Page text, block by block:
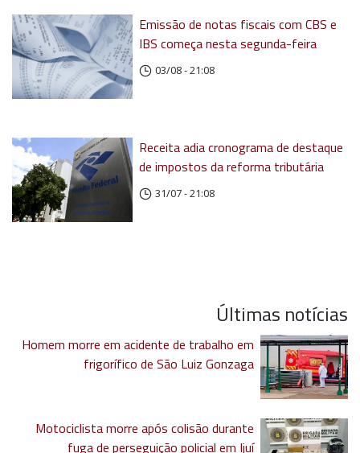
Emissão de notas fiscais com CBS e
IBS começa nesta segunda-feira
03/08 - 21:08
Receita adia cronograma de destaque
de impostos da reforma tributária
31/07 - 21:08
Últimas notícias
Homem morre em acidente de trabalho em
frigorífico de São Luiz Gonzaga
Motociclista morre após colisão durante
fuga de perseguição policial em Ijuí